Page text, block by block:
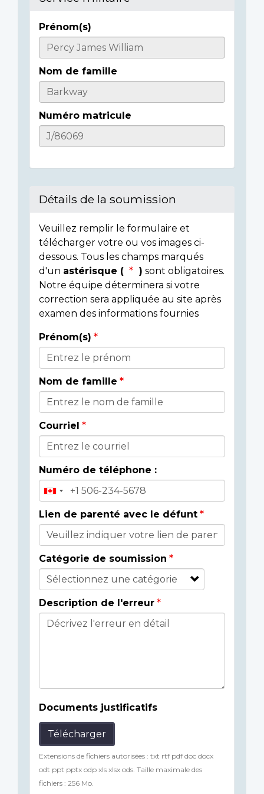
Casualty
Details
Prénom(s)
Nom de famille
Numéro matricule
Détails de la soumission
Veuillez remplir le formulaire et
télécharger votre ou vos images ci-
dessous. Tous les champs marqués
d'un astérisque ( ) sont obligatoires.
Notre équipe déterminera si votre
correction sera appliquée au site après
examen des informations fournies
Donor
Details
Prénom(s)
Nom de famille
Courriel
Numéro de téléphone :
Lien de parenté avec le défunt
Catégorie de soumission
Description de l'erreur
Documents justificatifs
Télécharger
Extensions de fichiers autorisées : txt rtf pdf doc docx
odt ppt pptx odp xls xlsx ods. Taille maximale des
fichiers : 256 Mo.